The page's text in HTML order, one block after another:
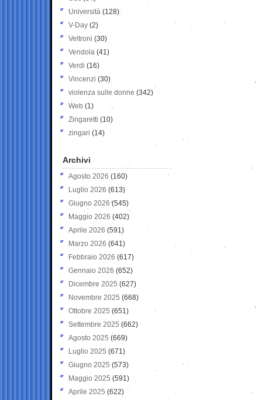
Università (128)
V-Day (2)
Veltroni (30)
Vendola (41)
Verdi (16)
Vincenzi (30)
violenza sulle donne (342)
Web (1)
Zingaretti (10)
zingari (14)
Archivi
Agosto 2026 (160)
Luglio 2026 (613)
Giugno 2026 (545)
Maggio 2026 (402)
Aprile 2026 (591)
Marzo 2026 (641)
Febbraio 2026 (617)
Gennaio 2026 (652)
Dicembre 2025 (627)
Novembre 2025 (668)
Ottobre 2025 (651)
Settembre 2025 (662)
Agosto 2025 (669)
Luglio 2025 (671)
Giugno 2025 (573)
Maggio 2025 (591)
Aprile 2025 (622)